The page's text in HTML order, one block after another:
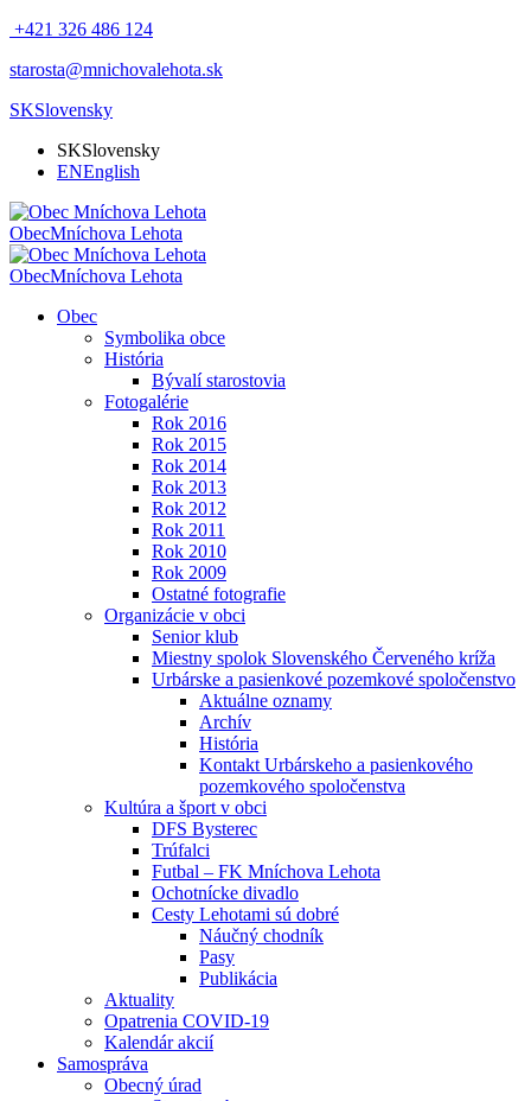
+421 326 486 124
starosta@mnichovalehota.sk
SKSlovensky
SKSlovensky
ENEnglish
ObecMníchova Lehota
ObecMníchova Lehota
Obec
Symbolika obce
História
Bývalí starostovia
Fotogalérie
Rok 2016
Rok 2015
Rok 2014
Rok 2013
Rok 2012
Rok 2011
Rok 2010
Rok 2009
Ostatné fotografie
Organizácie v obci
Senior klub
Miestny spolok Slovenského Červeného kríža
Urbárske a pasienkové pozemkové spoločenstvo
Aktuálne oznamy
Archív
História
Kontakt Urbárskeho a pasienkového
pozemkového spoločenstva
Kultúra a šport v obci
DFS Bysterec
Trúfalci
Futbal – FK Mníchova Lehota
Ochotnícke divadlo
Cesty Lehotami sú dobré
Náučný chodník
Pasy
Publikácia
Aktuality
Opatrenia COVID-19
Kalendár akcií
Samospráva
Obecný úrad